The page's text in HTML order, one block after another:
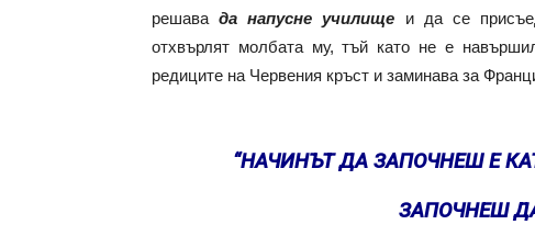
решавада напусне училище и да се
отхвърлят молбата му, тъй като не е
редиците на Червения кръст и заминава за
“НАЧИНЪТ ДА ЗАПОЧНЕШ Е
ЗАПОЧНЕШ